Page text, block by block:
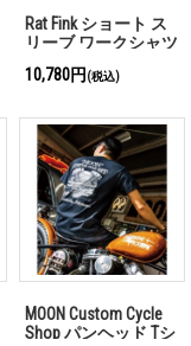
Rat Fink ショート ス
リーブ ワークシャツ
10,780円 (税込)
MOON Custom Cycle
Shop パンヘッド Tシ